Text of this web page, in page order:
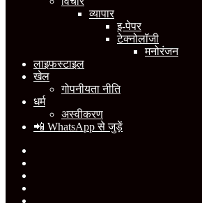
व्यापार
इ-पेपर
टेक्नोलॉजी
मनोरंजन
लाइफस्टाइल
खेल
गोपनीयता नीति
धर्म
अस्वीकरण
📲 WhatsApp से जुड़ें